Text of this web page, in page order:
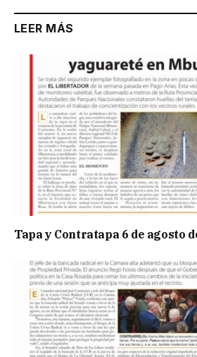
LEER MÁS
Tapa y Contratapa 6 de agosto